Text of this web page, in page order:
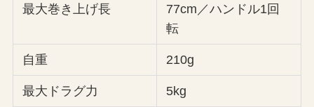
最大巻き上げ長
77cm／ハンドル1回
転
自重 210g
最大ドラグ力 5kg